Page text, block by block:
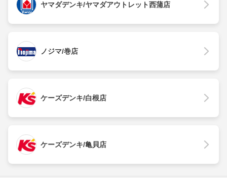
ヤマダデンキ/ヤマダアウトレット西蒲店
ノジマ/巻店
ケーズデンキ/白根店
ケーズデンキ/亀貝店